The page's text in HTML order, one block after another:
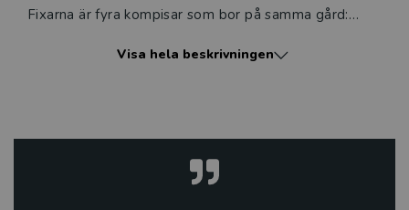
Fixarna är fyra kompisar som bor på samma gård:
är bra kompisar.
Lättlästa böcker från Nypon är ofta något kortare, har
Visa hela beskrivningen